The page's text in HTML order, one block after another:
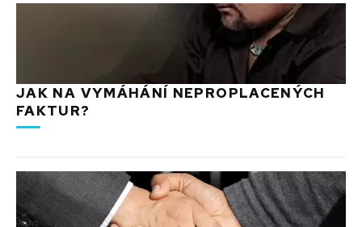
JAK NA VYMÁHÁNÍ NEPROPLACENÝCH
FAKTUR?